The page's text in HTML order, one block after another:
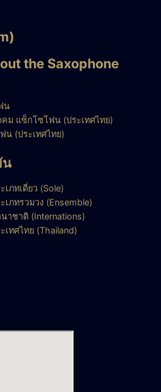
the Saxophone
น
ม แซ็กโซโฟน (ประเทศไทย)
(ประเทศไทย)
น
ภทเดี่ยว (Sole)
ภทรวมวง (Ensemble)
าชาติ (Internations)
ทศไทย (Thailand)